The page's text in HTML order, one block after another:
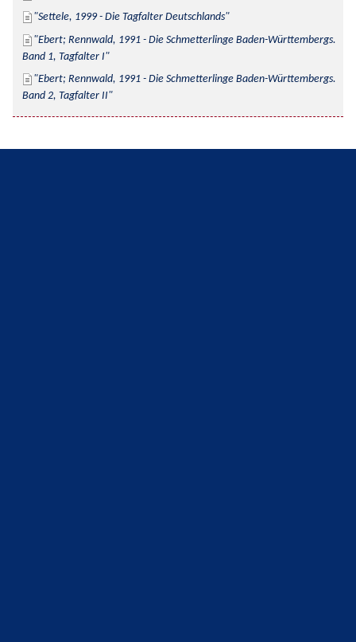
Settele, 1999 - Die Tagfalter Deutschlands
Ebert; Rennwald, 1991 - Die Schmetterlinge Baden-Württembergs.
Band 1, Tagfalter I
Ebert; Rennwald, 1991 - Die Schmetterlinge Baden-Württembergs.
Band 2, Tagfalter II